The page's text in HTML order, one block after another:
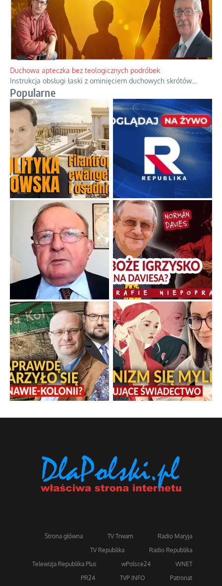
Niezwykły scenariusz bez państwowej dotacji
Reżyser Jerzy Zalewski przedstawia kulisy powstawania swoich
dokumentów, wyzwania związane z ich finansowaniem oraz
nieznane fakty dotyczące biografii...
Duchowa apteczka bez teologicznych podróbek
Instrukcja obsługi łaski z ominięciem duchowych skrótów....
Popularne